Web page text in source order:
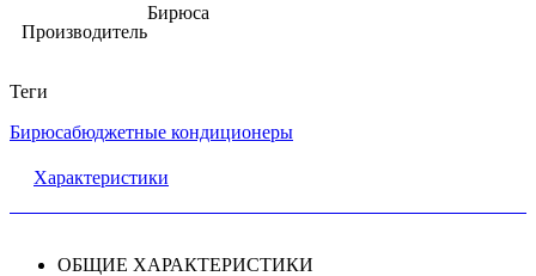
Производитель
Бирюса
Теги
Бирюсабюджетные кондиционеры
Характеристики
ОБЩИЕ ХАРАКТЕРИСТИКИ